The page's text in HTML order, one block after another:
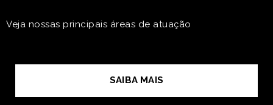
Veja nossas principais áreas de atuação
SAIBA MAIS